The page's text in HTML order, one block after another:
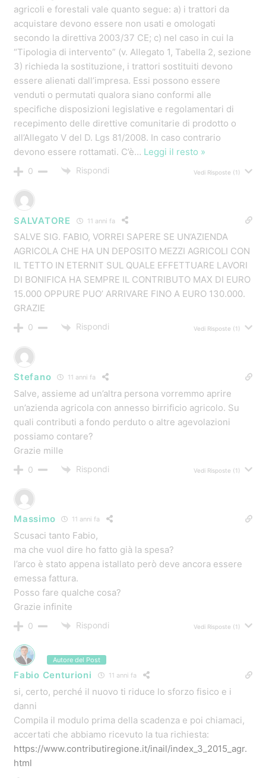
ciao fabio,
Ma aquistate un trattore nuovo
Senza avere quello vecchio si puo fare?
0 Rispondi Vedi Risposte(2)
Luigi 11 anni fa
Ma sul sito dell’inail non vedo presente questa
domanda.. Potrei avere maggiori delucidazioni in
merito.. Grazie mille.. Cordiali saluti..
0 Rispondi Vedi Risposte (1)
vitali daniele 11 anni fa
Sono interessato all’ agevolazione del ” contributo
regionale del 65% per l’ acquisto di trattori e attrezzi
agricoli nuovi” :
Gradirei avere , se possibile , dettagliate informazioni al
riguardo:
requisiti soggettivi, oggettivi, tempistica pratiche ed
importo Vs compenso.
Grazie, in attesa , porgo distinti saluti.
Vitali Daniele
vincenzo 11 anni fa
In uno dei video l’esempio dell’acquisto di un trattore da
50000 euro l’iva non è di 8000 euro ma 11000, o sbaglio?
0 Rispondi Vedi Risposte (1)
sandro 11 anni fa
Volevo sapere se il contributo valeva anche per chi a
una azienda individuale foorestale
0 Rispondi Vedi Risposte(1)
buongiorno, non capisco perché agli agricoltori il limite
massimo sono solo 15000 euro di contributo
0 Rispondi
ATTREZZATURE AGRICOLE,BANDO INAIL AGRICOLTURA ,BANDO
CONTRIBUTI AGRICOLTURA